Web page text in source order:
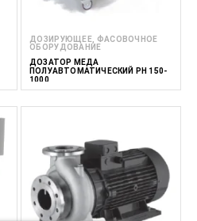
ДОЗИРУЮЩЕЕ, ФАСОВОЧНОЕ
ОБОРУДОВАНИЕ
ДОЗАТОР МЁДА
ПОЛУАВТОМАТИЧЕСКИЙ PH 150-
1000